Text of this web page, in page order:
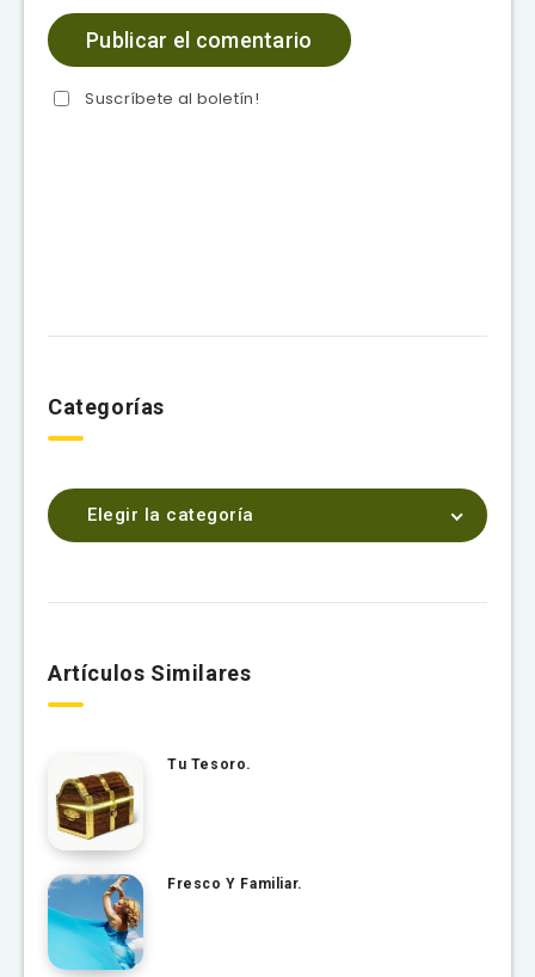
Suscríbete al boletín!
Categorías
Elegir la categoría
Artículos Similares
Tu Tesoro.
Fresco Y Familiar.